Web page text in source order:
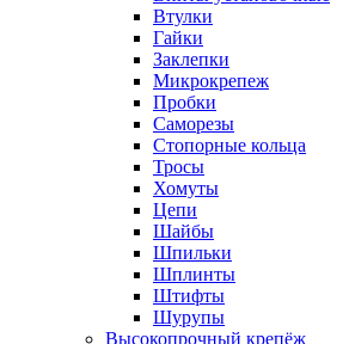
Втулки
Гайки
Заклепки
Микрокрепеж
Пробки
Саморезы
Стопорные кольца
Тросы
Хомуты
Цепи
Шайбы
Шпильки
Шплинты
Штифты
Шурупы
Высокопрочный крепёж